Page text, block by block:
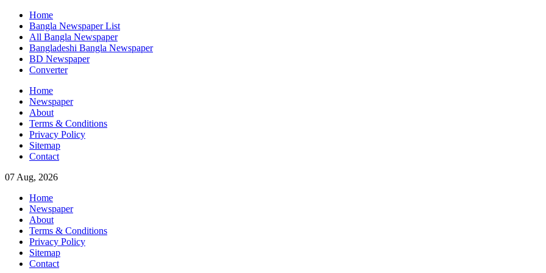
Skip
content
Home
Bangla Newspaper List
All Bangla Newspaper
Bangladeshi Bangla Newspaper
BD Newspaper
Converter
Home
Newspaper
About
Terms & Conditions
Privacy Policy
Sitemap
Contact
07 Aug, 2026
Home
Newspaper
About
Terms & Conditions
Privacy Policy
Sitemap
Contact